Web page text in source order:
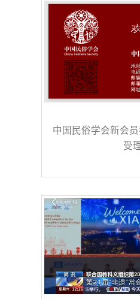
中国民俗学会新会
受